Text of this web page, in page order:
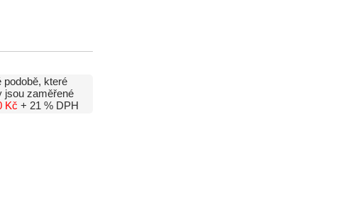
podobě, které
jsou zaměřené
Kč + 21 % DPH